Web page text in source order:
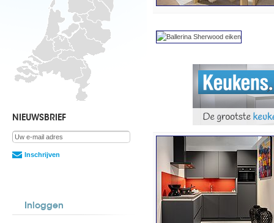
NIEUWSBRIEF
Inschrijven
Inloggen